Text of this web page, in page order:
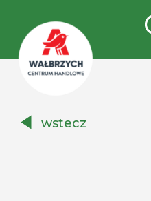
Handlowe
wstecz